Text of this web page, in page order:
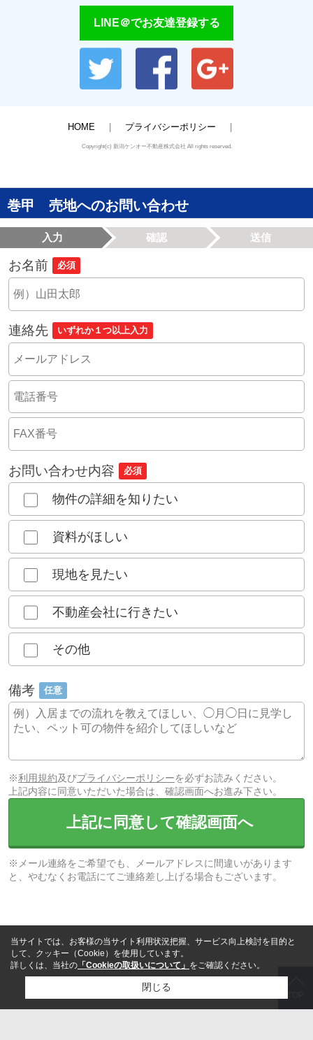
LINE＠でお友達登録する
HOME プライバシーポリシー
Copyright(c) 新潟ケンオー不動産株式会社 All rights reserved.
巻甲 売地へのお問い合わせ
入力 確認 送信
お名前 必須
連絡先 いずれか１つ以上入力
お問い合わせ内容 必須
物件の詳細を知りたい
資料がほしい
現地を見たい
不動産会社に行きたい
その他
備考 任意
※利用規約及びプライバシーポリシーを必ずお読みください。
上記内容に同意いただいた場合は、確認画面へお進み下さい。
上記に同意して確認画面へ
※メール連絡をご希望でも、メールアドレスに間違いがあります
と、やむなくお電話にてご連絡差し上げる場合もございます。
当サイトでは、お客様の当サイト利用状況把握、サービス向上検討を目的と
して、クッキー（Cookie）を使用しています。
詳しくは、当社の 「Cookieの取扱いについて」 をご確認ください。
閉じる